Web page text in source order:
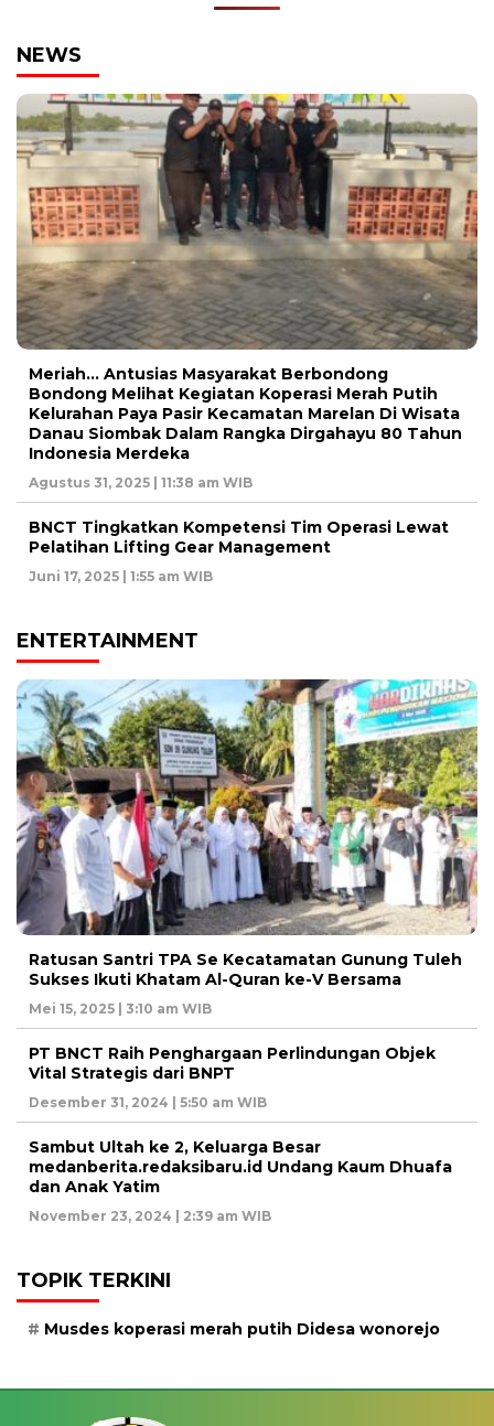
NEWS
Meriah… Antusias Masyarakat Berbondong
Bondong Melihat Kegiatan Koperasi Merah Putih
Kelurahan Paya Pasir Kecamatan Marelan Di Wisata
Danau Siombak Dalam Rangka Dirgahayu 80 Tahun
Indonesia Merdeka
Agustus 31, 2025 | 11:38 am WIB
BNCT Tingkatkan Kompetensi Tim Operasi Lewat
Pelatihan Lifting Gear Management
Juni 17, 2025 | 1:55 am WIB
ENTERTAINMENT
Ratusan Santri TPA Se Kecatamatan Gunung Tuleh
Sukses Ikuti Khatam Al-Quran ke-V Bersama
Mei 15, 2025 | 3:10 am WIB
PT BNCT Raih Penghargaan Perlindungan Objek
Vital Strategis dari BNPT
Desember 31, 2024 | 5:50 am WIB
Sambut Ultah ke 2, Keluarga Besar
medanberita.redaksibaru.id Undang Kaum Dhuafa
dan Anak Yatim
November 23, 2024 | 2:39 am WIB
TOPIK TERKINI
Musdes koperasi merah putih Didesa wonorejo